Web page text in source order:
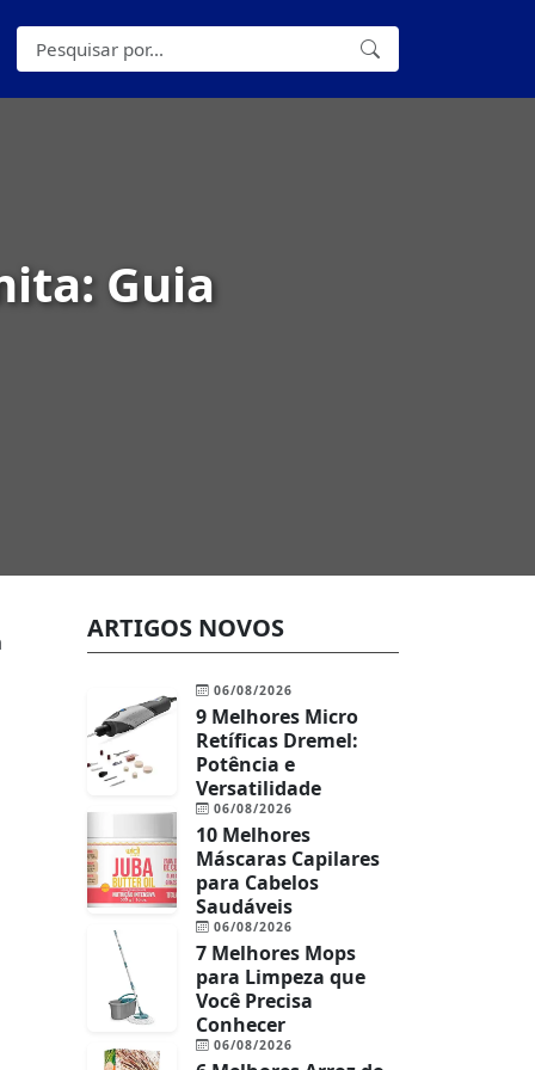
Guia
ARTIGOS NOVOS
06/08/2026
9 Melhores Micro
Retíficas Dremel:
Potência e
Versatilidade
06/08/2026
10 Melhores
Máscaras Capilares
para Cabelos
Saudáveis
06/08/2026
7 Melhores Mops
para Limpeza que
Você Precisa
Conhecer
06/08/2026